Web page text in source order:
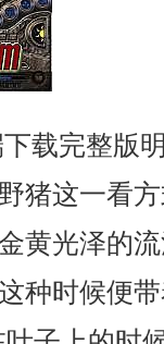
载完整版
猪这一看
黄光泽的
种时候便